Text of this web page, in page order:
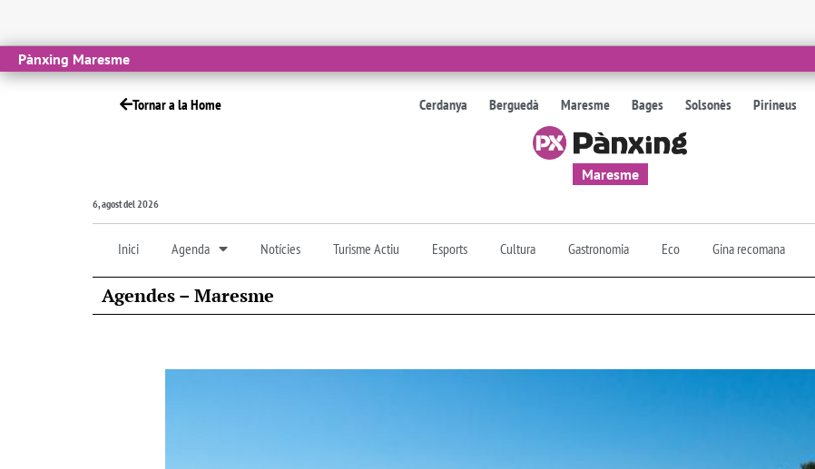
Pànxing Maresme
Tornar a la Home Cerdanya Berguedà Maresme Bages Solsonès Pirineus
Maresme
6, agost del 2026
Inici Agenda Notícies Turisme Actiu Esports Cultura Gastronomia Eco Gina recomana
Agendes – Maresme